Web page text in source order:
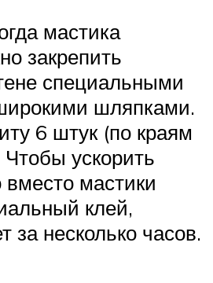
мастика
закрепить
специальными
шляпками.
6 штук (по краям
ускорить
мастики
клей,
за несколько часов.